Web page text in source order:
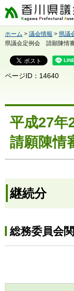
香川県議
ホーム > 議会情報 > 県議
県議会定例会 請願陳情
ページID：14640
平成27年
請願陳情
継続分
総務委員会